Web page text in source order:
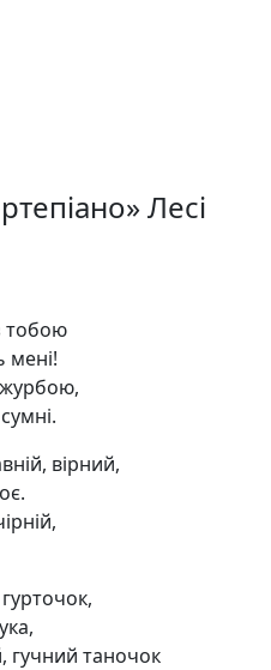
Лесі
тобою
мені!
журбою,
вірний,
гучний таночок